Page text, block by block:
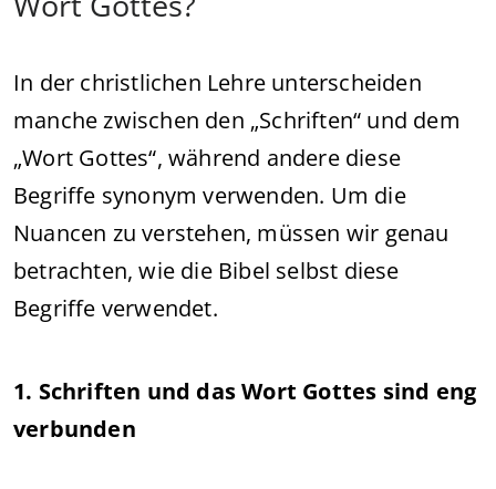
In der christlichen Lehre unterscheiden
manche zwischen den „Schriften“ und dem
„Wort Gottes“, während andere diese
Begriffe synonym verwenden. Um die
Nuancen zu verstehen, müssen wir genau
betrachten, wie die Bibel selbst diese
Begriffe verwendet.
1. Schriften und das Wort Gottes sind eng
verbunden